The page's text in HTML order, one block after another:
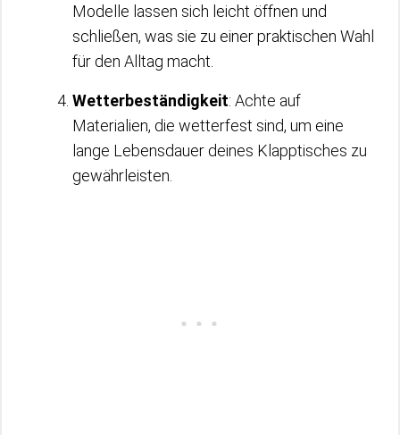
Modelle lassen sich leicht öffnen und
schließen, was sie zu einer praktischen Wahl
für den Alltag macht.
Wetterbeständigkeit: Achte auf
Materialien, die wetterfest sind, um eine
lange Lebensdauer deines Klapptisches zu
gewährleisten.